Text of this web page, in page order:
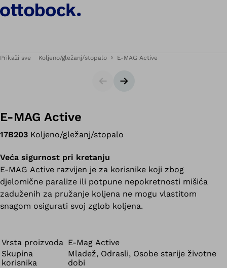
Prikaži sve Koljeno/gležanj/stopalo E-MAG Active
KlizačSljedeći slajd
E-MAG Active
17B203 Koljeno/gležanj/stopalo
Veća sigurnost pri kretanju
E-MAG Active razvijen je za korisnike koji zbog
djelomične paralize ili potpune nepokretnosti mišića
zaduženih za pružanje koljena ne mogu vlastitom
snagom osigurati svoj zglob koljena.
Vrsta proizvoda E-Mag Active
Skupina
korisnika
Mladež, Odrasli, Osobe starije životne
dobi